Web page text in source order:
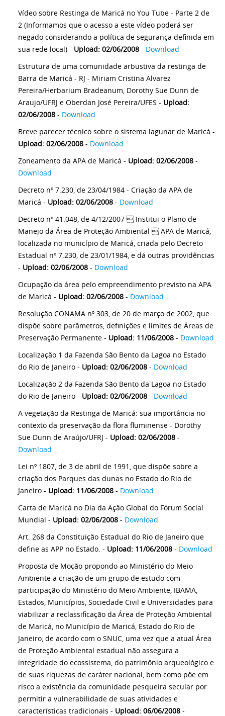
Vídeo sobre Restinga de Maricá no You Tube - Parte 2 de
2 (Informamos que o acesso a este vídeo poderá ser
negado considerando a política de segurança definida em
sua rede local) - Upload: 02/06/2008 - Download
Estrutura de uma comunidade arbustiva da restinga de
Barra de Maricá - RJ - Miriam Cristina Alvarez
Pereira/Herbarium Bradeanum, Dorothy Sue Dunn de
Araujo/UFRJ e Oberdan José Pereira/UFES - Upload:
02/06/2008 - Download
Breve parecer técnico sobre o sistema lagunar de Maricá -
Upload: 02/06/2008 - Download
Zoneamento da APA de Maricá - Upload: 02/06/2008 -
Download
Decreto nº 7.230, de 23/04/1984 - Criação da APA de
Maricá - Upload: 02/06/2008 - Download
Decreto nº 41.048, de 4/12/2007  Institui o Plano de
Manejo da Área de Proteção Ambiental  APA de Maricá,
localizada no município de Maricá, criada pelo Decreto
Estadual nº 7.230, de 23/01/1984, e dá outras providências
- Upload: 02/06/2008 - Download
Ocupação da área pelo empreendimento previsto na APA
de Maricá - Upload: 02/06/2008 - Download
Resolução CONAMA nº 303, de 20 de março de 2002, que
dispõe sobre parâmetros, definições e limites de Áreas de
Preservação Permanente - Upload: 11/06/2008 - Download
Localização 1 da Fazenda São Bento da Lagoa no Estado
do Rio de Janeiro - Upload: 02/06/2008 - Download
Localização 2 da Fazenda São Bento da Lagoa no Estado
do Rio de Janeiro - Upload: 02/06/2008 - Download
A vegetação da Restinga de Maricá: sua importância no
contexto da preservação da flora fluminense - Dorothy
Sue Dunn de Araújo/UFRJ - Upload: 02/06/2008 -
Download
Lei nº 1807, de 3 de abril de 1991, que dispõe sobre a
criação dos Parques das dunas no Estado do Rio de
Janeiro - Upload: 11/06/2008 - Download
Carta de Maricá no Dia da Ação Global do Fórum Social
Mundial - Upload: 02/06/2008 - Download
Art. 268 da Constituição Estadual do Rio de Janeiro que
define as APP no Estado. - Upload: 11/06/2008 - Download
Proposta de Moção propondo ao Ministério do Meio
Ambiente a criação de um grupo de estudo com
participação do Ministério do Meio Ambiente, IBAMA,
Estados, Municípios, Sociedade Civil e Universidades para
viabilizar a reclassificação da Área de Proteção Ambiental
de Maricá, no Município de Maricá, Estado do Rio de
Janeiro, de acordo com o SNUC, uma vez que a atual Área
de Proteção Ambiental estadual não assegura a
integridade do ecossistema, do patrimônio arqueológico e
de suas riquezas de caráter nacional, bem como põe em
risco a existência da comunidade pesqueira secular por
permitir a vulnerabilidade de suas atividades e
características tradicionais - Upload: 06/06/2008 -